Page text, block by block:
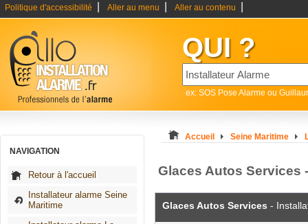
Politique d'accessibilité Aller au menu Aller au contenu
QUI ?
ex: SOS Pose Alarme ou
NAVIGATION
Retour à l'accueil
Installateur alarme Seine
Maritime
Accueil Seine Maritime
Glaces Autos Services
Glaces Autos Services -